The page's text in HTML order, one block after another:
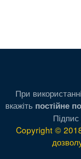
При
вкажіть постійне
Підпис
Copyright ©